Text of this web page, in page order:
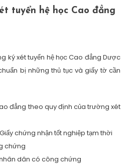
tuyển hệ học Cao đẳng
ký xét tuyển hệ học Cao đẳng Dược
bị những thủ tục và giấy tờ cần
đẳng theo quy định của trường xét
chứng nhận tốt nghiệp tạm thời
chứng
dân có công chứng